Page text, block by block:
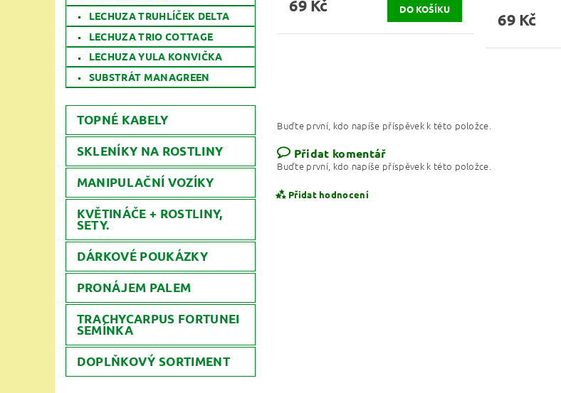
LECHUZA TRUHLÍČEK DELTA
LECHUZA TRIO COTTAGE
LECHUZA YULA KONVIČKA
SUBSTRÁT MANAGREEN
TOPNÉ KABELY
SKLENÍKY NA ROSTLINY
MANIPULAČNÍ VOZÍKY
KVĚTINÁČE + ROSTLINY,
SETY.
DÁRKOVÉ POUKÁZKY
PRONÁJEM PALEM
TRACHYCARPUS FORTUNEI
SEMÍNKA
DOPLŇKOVÝ SORTIMENT
69 Kč
69 Kč
Buďte první, kdo napíše příspěvek k této položce.
Přidat komentář
Buďte první, kdo napíše příspěvek k této položce.
Přidat hodnocení